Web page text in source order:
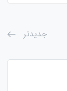
جدیدتر